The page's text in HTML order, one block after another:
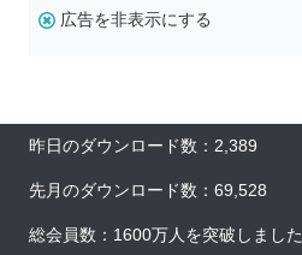
広告を非表示にする
昨日のダウンロード数：2,389
先月のダウンロード数：69,528
総会員数：1600万人を突破しました